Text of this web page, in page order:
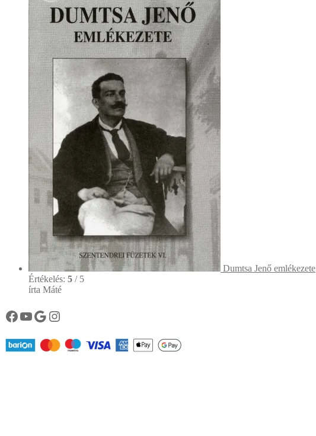
Dumtsa Jenő emlékezete
Értékelés: 5 / 5
írta Máté
Könyvtárunk facebook oldala
Könyvtárunk YouTube csatornája
Google
Instagram